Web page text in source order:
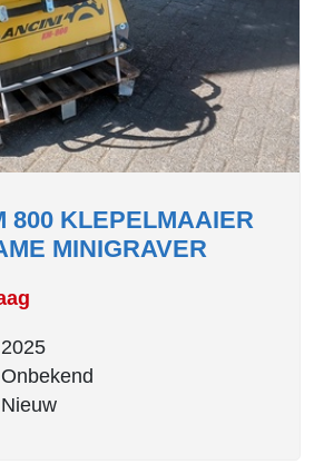
800 KLEPELMAAIER
MINIGRAVER
2025
Onbekend
Nieuw